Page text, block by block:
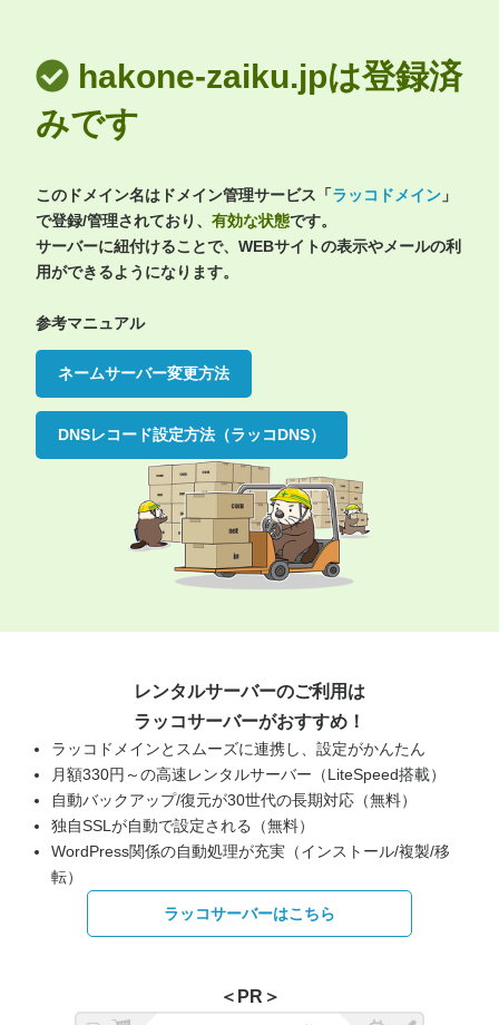
hakone-zaiku.jpは登録済
みです
このドメイン名はドメイン管理サービス「ラッコドメイン 」
で登録/管理されており、 有効な状態です。
サーバーに紐付けることで、WEBサイトの表示やメールの利
用ができるようになります。
参考マニュアル
ネームサーバー変更方法
DNSレコード設定方法（ラッコDNS）
レンタルサーバーのご利用は
ラッコサーバーがおすすめ！
ラッコドメインとスムーズに連携し、設定がかんたん
月額330円～の高速レンタルサーバー（LiteSpeed搭載）
自動バックアップ/復元が30世代の長期対応（無料）
独自SSLが自動で設定される（無料）
WordPress関係の自動処理が充実（インストール/複製/移
転）
ラッコサーバーはこちら
＜PR＞